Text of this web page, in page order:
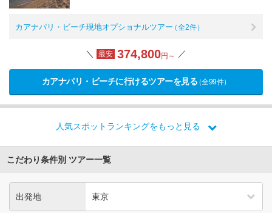
カアナパリ・ビーチ現地オプショナルツアー（全2件）
＼ 最安 374,800円～ ／
カアナパリ・ビーチに行けるツアーを見る（全99件）
人気スポットランキングをもっと見る
こだわり条件別 ツアー一覧
出発地